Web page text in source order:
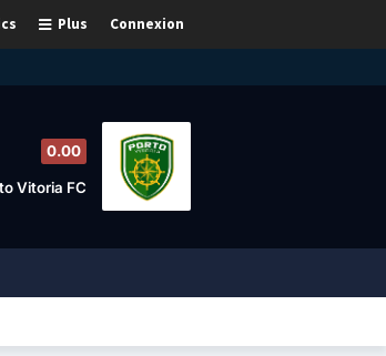
Connexion
Plus
0.00
Vitoria FC